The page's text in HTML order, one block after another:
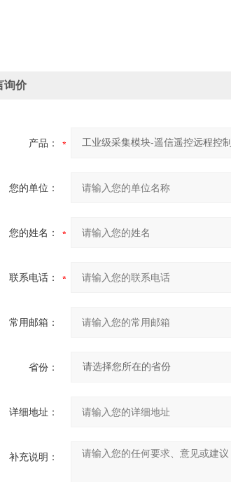
询价
产品：
您的单位：
您的姓名：
联系电话：
常用邮箱：
省份：
详细地址：
补充说明：